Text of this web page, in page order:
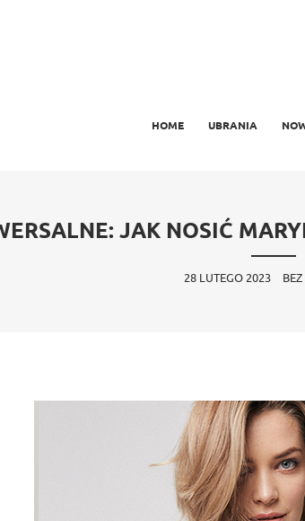
SKIP TO PRIMARY CONTENT
SKIP TO SECONDARY CONTENT
HOME UBRANIA
JAK NOSIĆ
28 LUTEGO 2023